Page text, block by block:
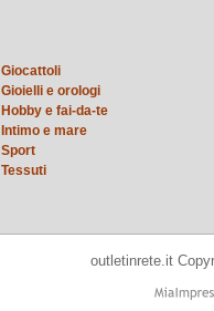
Giocattoli
Gioielli e orologi
Hobby e fai-da-te
Intimo e mare
Sport
Tessuti
outletinrete.it